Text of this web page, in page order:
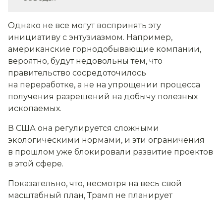
Однако не все могут воспринять эту
инициативу с энтузиазмом. Например,
американские горнодобывающие компании,
вероятно, будут недовольны тем, что
правительство сосредоточилось
на переработке, а не на упрощении процесса
получения разрешений на добычу полезных
ископаемых.
В США она регулируется сложными
экологическими нормами, и эти ограничения
в прошлом уже блокировали развитие проектов
в этой сфере.
Показательно, что, несмотря на весь свой
масштабный план, Трамп не планирует